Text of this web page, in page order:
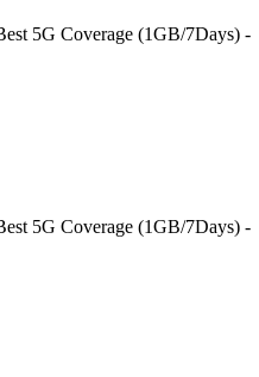
5G Coverage (1GB/7Days) -
5G Coverage (1GB/7Days) -